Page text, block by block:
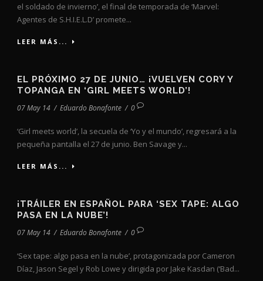
el soldado de invierno’, el final de temporada de ‘Marvel:
Agentes de S.H.I.E.L.D’ promete...
LEER MÁS...
EL PRÓXIMO 27 DE JUNIO… ¡VUELVEN CORY Y
TOPANGA EN ‘GIRL MEETS WORLD’!
07 May 14 / Eduardo Bonafonte / 0
‘Girl meets world’, la secuela de ‘Yo y el mundo’, regresará a la
pequeña pantalla el 27 de junio. Ben Savage y...
LEER MÁS...
¡TRÁILER EN ESPAÑOL PARA ‘SEX TAPE: ALGO
PASA EN LA NUBE’!
07 May 14 / Eduardo Bonafonte / 0
‘Sex tape: algo pasa en la nube’, protagonizada por Cameron
Díaz, Jason Segel y Rob Lowe y dirigida por Jake Kasdan (‘Bad...